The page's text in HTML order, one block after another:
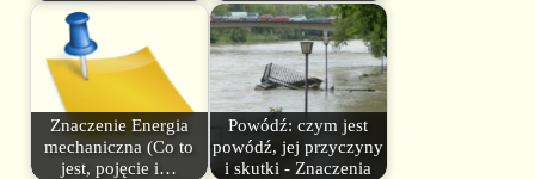
Znaczenie Energia
mechaniczna (Co to
jest, pojęcie i…
Powódź: czym jest
powódź, jej przyczyny
i skutki - Znaczenia